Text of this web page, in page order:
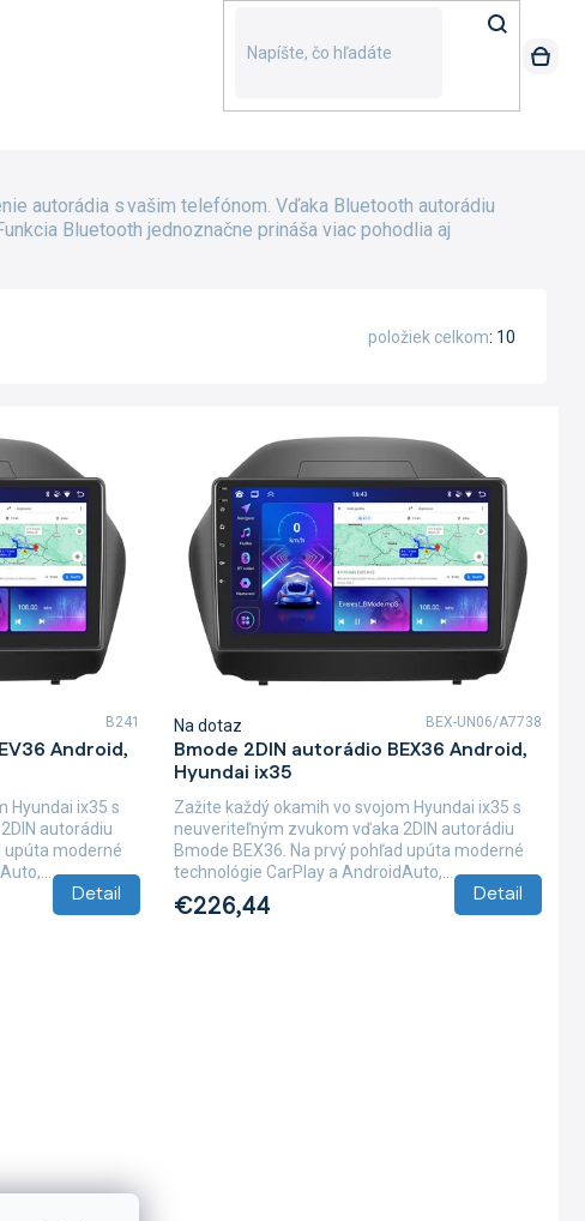
autorádia s vašim telefónom. Vďaka Bluetooth autorádiu
Bluetooth jednoznačne prináša viac pohodlia aj
10
položiek celkom
Android,
Detail
Hyundai ix35 s
autorádiu
upúta moderné
B241
Bmode 2DIN autorádio BEX36 Android,
Hyundai ix35
Na dotaz
€226,44 Detail
Zažite každý okamih vo svojom Hyundai ix35 s
neuveriteľným zvukom vďaka 2DIN autorádiu
Bmode BEX36. Na prvý pohľad upúta moderné
technológie CarPlay a AndroidAuto,...
BEX-UN06/A7738